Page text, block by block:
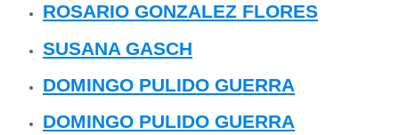
ROSARIO GONZALEZ FLORES
SUSANA GASCH
DOMINGO PULIDO GUERRA
DOMINGO PULIDO GUERRA